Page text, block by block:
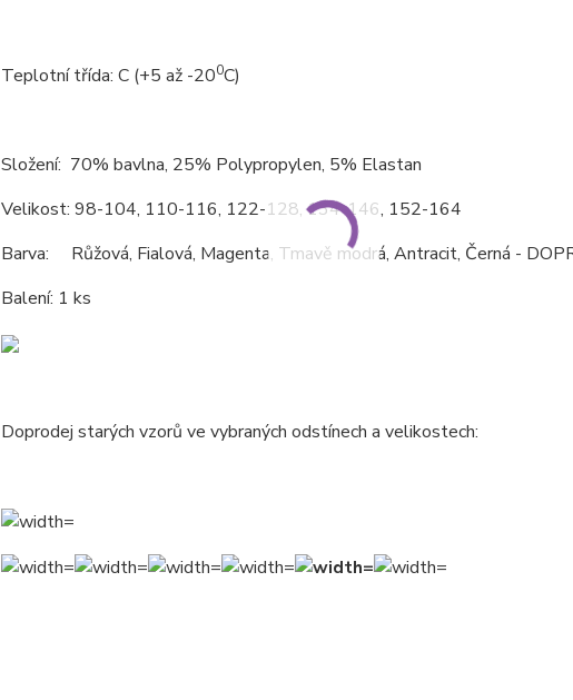
Teplotní třída: C(+5 až -200C)
Složení: 70% bavlna, 25% Polypropylen, 5% Elastan
Velikost: 98-104, 110-116, 122-128, 134-146, 152-164
Barva: Růžová, Fialová, Magenta, Tmavě modrá, Antracit, Černá -
Balení: 1 ks
Doprodej starých vzorů ve vybraných odstínech a velikostech: